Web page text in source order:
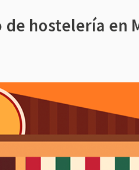
hostelería en